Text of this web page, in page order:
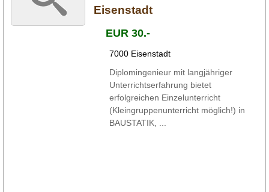
Eisenstadt
EUR 30.-
7000 Eisenstadt
Diplomingenieur mit langjähriger
Unterrichtserfahrung bietet
erfolgreichen Einzelunterricht
(Kleingruppenunterricht möglich!) in
BAUSTATIK, ...